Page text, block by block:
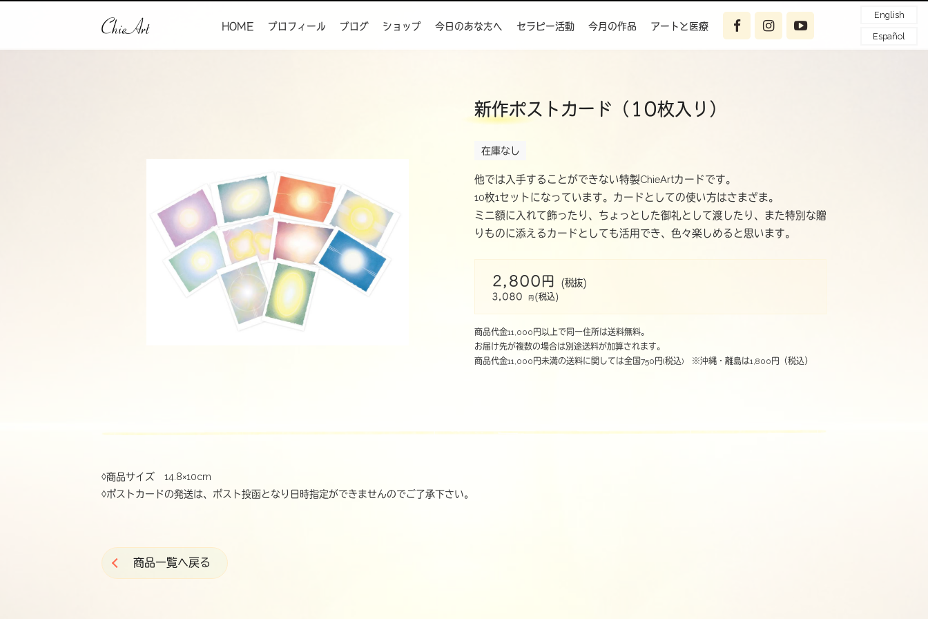
HOME プロフィール ブログ ショップ 今日のあなたへ セラピー活動 今月の作品 アートと医療
English
Español
新作ポストカード（10枚入り）
在庫なし
他では入手することができない特製ChieArtカードです。
10枚1セットになっています。カードとしての使い方はさまざま。
ミニ額に入れて飾ったり、ちょっとした御礼として渡したり、また特別な贈
りものに添えるカードとしても活用でき、色々楽しめると思います。
2,800円 (税抜)
3,080 円(税込)
商品代金11,000円以上で同一住所は送料無料。
お届け先が複数の場合は別途送料が加算されます。
商品代金11,000円未満の送料に関しては全国750円(税込) ※沖縄・離島は1,800円（税込）
◊商品サイズ 14.8×10cm
◊ポストカードの発送は、ポスト投函となり日時指定ができませんのでご了承下さい。
商品一覧へ戻る